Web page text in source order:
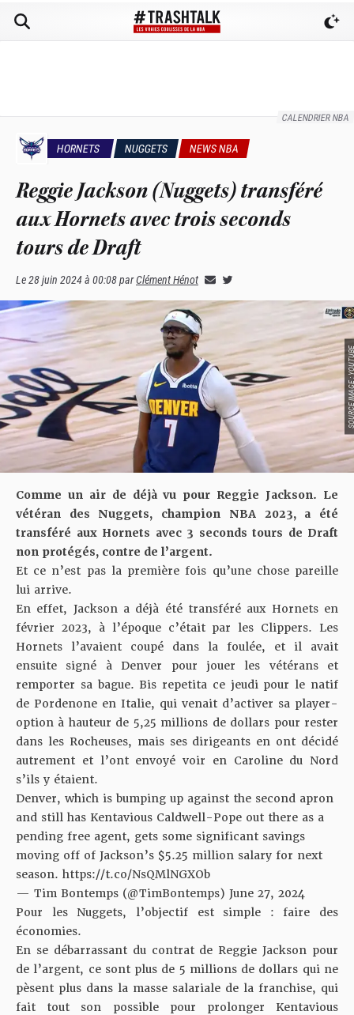
CALENDRIER NBA
HORNETS NUGGETS NEWS NBA
Reggie Jackson (Nuggets) transféré
aux Hornets avec trois seconds
tours de Draft
Le28 juin 2024 à 00:08parClément Hénot
SOURCE
Comme un air de déjà vu pour Reggie Jackson. Le
vétéran des Nuggets, champion NBA 2023, a été
transféré aux Hornets avec 3 seconds tours de Draft
non protégés, contre de l’argent.
Et ce n’est pas la première fois qu’une chose pareille
lui arrive.
En effet, Jackson a déjà été transféré aux Hornets en
février 2023, à l’époque c’était par les Clippers. Les
Hornets l’avaient coupé dans la foulée, et il avait
ensuite signé à Denver pour jouer les vétérans et
remporter sa bague. Bis repetita ce jeudi pour le natif
de Pordenone en Italie, qui venait d’activer sa player-
option à hauteur de 5,25 millions de dollars pour rester
dans les Rocheuses, mais ses dirigeants en ont décidé
autrement et l’ont envoyé voir en Caroline du Nord
s’ils y étaient.
Denver, which is bumping up against the second apron
and still has Kentavious Caldwell-Pope out there as a
pending free agent, gets some significant savings
moving off of Jackson’s $5.25 million salary for next
season. https://t.co/NsQMlNGXOb
— Tim Bontemps (@TimBontemps) June 27, 2024
Pour les Nuggets, l’objectif est simple : faire des
économies.
En se débarrassant du contrat de Reggie Jackson pour
de l’argent, ce sont plus de 5 millions de dollars qui ne
pèsent plus dans la masse salariale de la franchise, qui
fait tout son possible pour prolonger Kentavious